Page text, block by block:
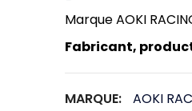
Marque AOKI
Fabricant,
MARQUE:
AOKI